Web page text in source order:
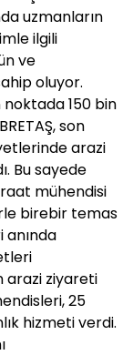
uzmanların
ilgili
ve
oluyor.
noktada 150 bin
son
arazi
Bu sayede
mühendisi
birebir temas
arazi ziyareti
25
hizmeti verdi.